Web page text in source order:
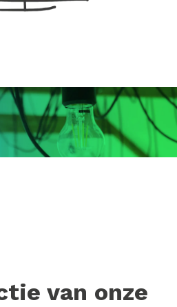
van onze